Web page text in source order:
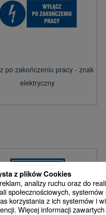
z plików Cookies
analizy ruchu oraz do
korzystania z ich systemów i
Więcej informacji
po zakończeniu pracy - znak
elektryczny